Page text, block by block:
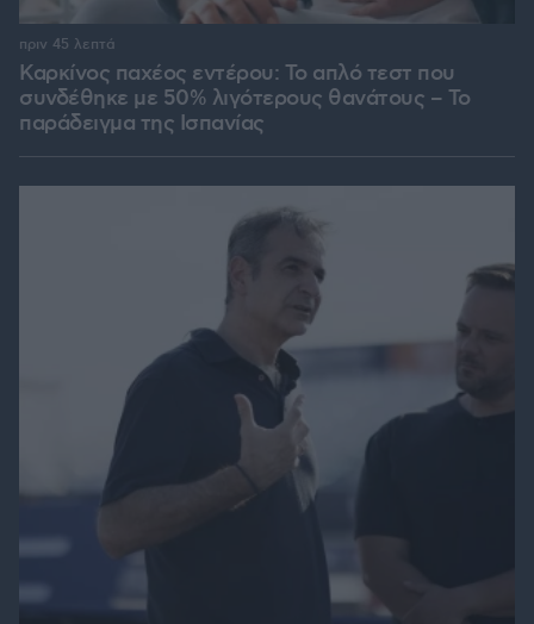
Καρκίνος παχέος εντέρου: Το απλό τεστ που
συνδέθηκε με 50% λιγότερους θανάτους – Το
παράδειγμα της Ισπανίας
πριν 45 λεπτά